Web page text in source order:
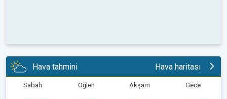
Hava tahmini Hava haritası
Sabah Öğlen Akşam Gece